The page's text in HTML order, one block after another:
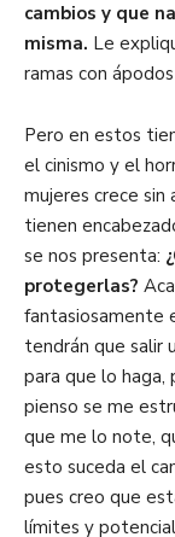
cambios y que
misma. Le
ramas con
Pero en estos
el cinismo y el
mujeres crece
tienen
se nos presenta:
protegerlas?
fantasiosamente
tendrán que salir
para que lo
pienso se me
que me lo note,
esto suceda el
pues creo que
límites y